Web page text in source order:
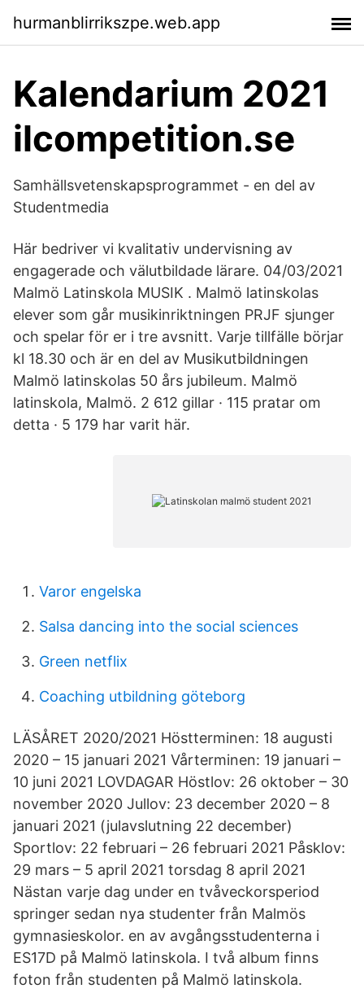
hurmanblirrikszpe.web.app
Kalendarium 2021
ilcompetition.se
Samhällsvetenskapsprogrammet - en del av
Studentmedia
Här bedriver vi kvalitativ undervisning av
engagerade och välutbildade lärare. 04/03/2021
Malmö Latinskola MUSIK . Malmö latinskolas
elever som går musikinriktningen PRJF sjunger
och spelar för er i tre avsnitt. Varje tillfälle börjar
kl 18.30 och är en del av Musikutbildningen
Malmö latinskolas 50 års jubileum. Malmö
latinskola, Malmö. 2 612 gillar · 115 pratar om
detta · 5 179 har varit här.
Varor engelska
Salsa dancing into the social sciences
Green netflix
Coaching utbildning göteborg
LÄSÅRET 2020/2021 Höstterminen: 18 augusti
2020 – 15 januari 2021 Vårterminen: 19 januari –
10 juni 2021 LOVDAGAR Höstlov: 26 oktober – 30
november 2020 Jullov: 23 december 2020 – 8
januari 2021 (julavslutning 22 december)
Sportlov: 22 februari – 26 februari 2021 Påsklov:
29 mars – 5 april 2021 torsdag 8 april 2021
Nästan varje dag under en tvåveckorsperiod
springer sedan nya studenter från Malmös
gymnasieskolor. en av avgångsstudenterna i
ES17D på Malmö latinskola. I två album finns
foton från studenten på Malmö latinskola.